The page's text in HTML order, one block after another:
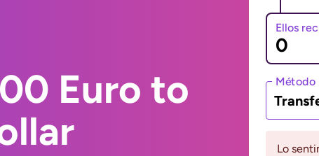
Euro to
Ellos
Método
Lo